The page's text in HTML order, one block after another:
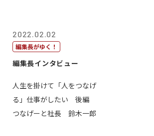
2022.02.02
編集長がゆく！
編集長インタビュー
人生を掛けて「人をつなげ
る」仕事がしたい 後編
つなげーと社長 鈴木一郎